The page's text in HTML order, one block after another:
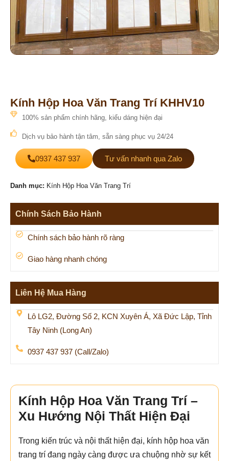
Kính Hộp Hoa Văn Trang Trí KHHV10
100% sản phẩm chính hãng, kiểu dáng hiện đại
Dịch vụ bảo hành tận tâm, sẵn sàng phục vụ 24/24
0937 437 937 Tư vấn nhanh qua Zalo
Danh mục: Kính Hộp Hoa Văn Trang Trí
Chính Sách Bảo Hành
Chính sách bảo hành rõ ràng
Giao hàng nhanh chóng
Liên Hệ Mua Hàng
Lô LG2, Đường Số 2, KCN Xuyên Á, Xã Đức Lập, Tỉnh
Tây Ninh (Long An)
0937 437 937 (Call/Zalo)
Kính Hộp Hoa Văn Trang Trí –
Xu Hướng Nội Thất Hiện Đại
Trong kiến trúc và nội thất hiện đại, kính hộp hoa văn
trang trí đang ngày càng được ưa chuộng nhờ sự kết